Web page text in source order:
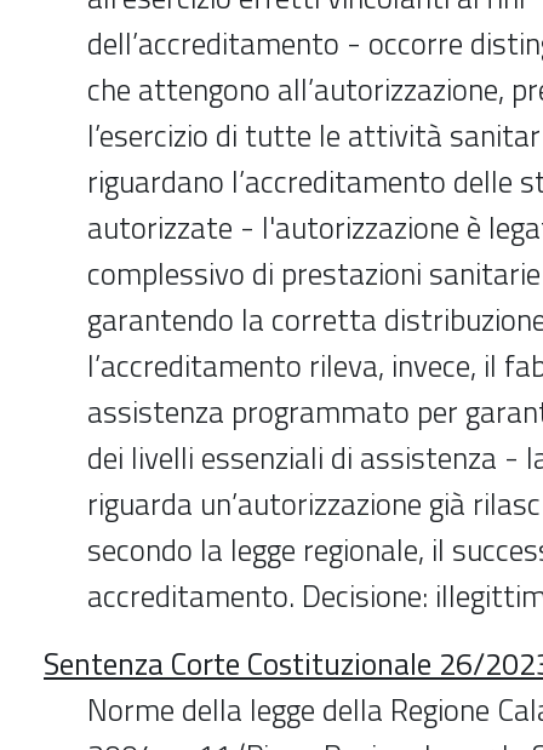
dell’accreditamento - occorre
che attengono all’autorizzazione,
l’esercizio di tutte le attività
riguardano l’accreditamento delle
autorizzate - l'autorizzazione è
complessivo di prestazioni
garantendo la corretta
l’accreditamento rileva, invece, il
assistenza programmato per
dei livelli essenziali di assistenza -
riguarda un’autorizzazione già
secondo la legge regionale, il
accreditamento. Decisione:
Sentenza Corte Costituzionale 26/
Norme della legge della Regione